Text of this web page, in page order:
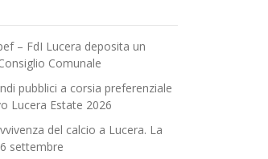
– FdI Lucera deposita un
Comunale
pubblici a corsia preferenziale
Lucera Estate 2026
del calcio a Lucera. La
settembre